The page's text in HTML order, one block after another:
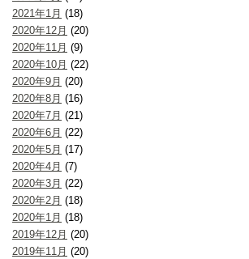
2021年1月 (18)
2020年12月 (20)
2020年11月 (9)
2020年10月 (22)
2020年9月 (20)
2020年8月 (16)
2020年7月 (21)
2020年6月 (22)
2020年5月 (17)
2020年4月 (7)
2020年3月 (22)
2020年2月 (18)
2020年1月 (18)
2019年12月 (20)
2019年11月 (20)